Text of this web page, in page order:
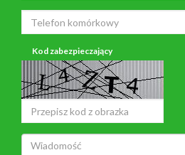
Kod zabezpieczający